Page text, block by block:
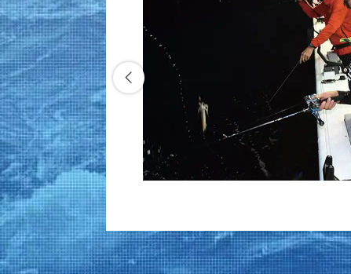
文化と
と自然
メや立